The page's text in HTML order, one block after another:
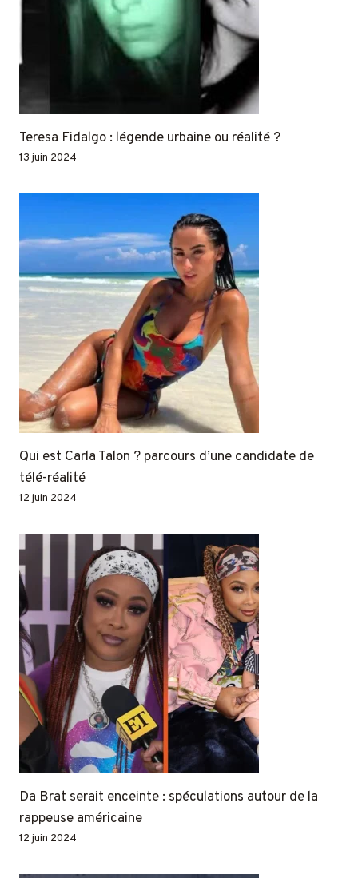
Teresa Fidalgo : légende urbaine ou réalité ?
13 juin 2024
Qui est Carla Talon ? parcours d’une candidate de
télé-réalité
12 juin 2024
Da Brat serait enceinte : spéculations autour de la
rappeuse américaine
12 juin 2024